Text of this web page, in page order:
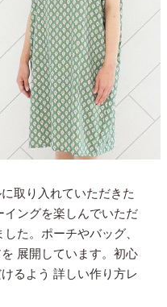
取り入れていただきた
イングを楽しんでいただ
した。ポーチやバッグ、
展開しています。初心
るよう 詳しい作り方レ